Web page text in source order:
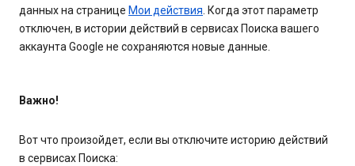
данных на странице Мои действия. Когда этот параметр
отключен, в истории действий в сервисах Поиска вашего
аккаунта Google не сохраняются новые данные.
Важно!
Вот что произойдет, если вы отключите историю действий
в сервисах Поиска: